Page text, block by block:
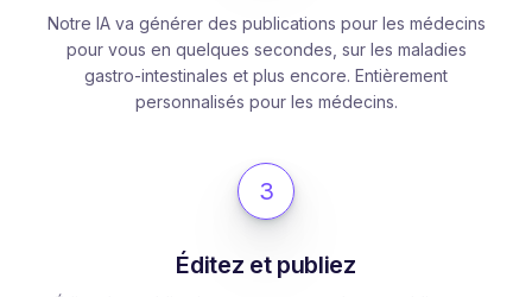
Notre IA va générer des publications pour les médecins
pour vous en quelques secondes, sur les maladies
gastro-intestinales et plus encore. Entièrement
personnalisés pour les médecins.
3
Éditez et publiez